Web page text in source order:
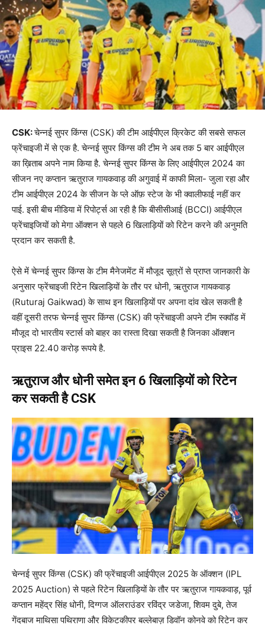
CSK:चेन्नई सुपर किंग्स (CSK) की टीम आईपीएल क्रिकेट की सबसे सफल
फ्रेंचाइजी में से एक है. चेन्नई सुपर किंग्स की टीम ने अब तक 5 बार आईपीएल
का ख़िताब अपने नाम किया है. चेन्नई सुपर किंग्स के लिए आईपीएल 2024 का
सीजन नए कप्तान ऋतुराज गायकवाड़ की अगुवाई में काफी मिला- जुला रहा और
टीम आईपीएल 2024 के सीजन के प्ले ऑफ़ स्टेज के भी क्वालीफाई नहीं कर
पाई. इसी बीच मीडिया में रिपोर्ट्स आ रही है कि बीसीसीआई (BCCI) आईपीएल
फ्रेंचाइजियों को मेगा ऑक्शन से पहले 6 खिलाड़ियों को रिटेन करने की अनुमति
प्रदान कर सकती है.
ऐसे में चेन्नई सुपर किंग्स के टीम मैनेजमेंट में मौजूद सूत्रों से प्राप्त जानकारी के
अनुसार फ्रेंचाइजी रिटेन खिलाड़ियों के तौर पर धोनी, ऋतुराज गायकवाड़
(Ruturaj Gaikwad) के साथ इन खिलाड़ियों पर अपना दांव खेल सकती है
वहीं दूसरी तरफ चेन्नई सुपर किंग्स (CSK) की फ्रेंचाइजी अपने टीम स्क्वॉड में
मौजूद दो भारतीय स्टार्स को बाहर का रास्ता दिखा सकती है जिनका ऑक्शन
प्राइस 22.40 करोड़ रूपये है.
ऋतुराज और धोनी समेत इन 6 खिलाड़ियों को रिटेन
कर सकती है CSK
चेन्नई सुपर किंग्स (CSK) की फ्रेंचाइजी आईपीएल 2025 के ऑक्शन (IPL
2025 Auction) से पहले रिटेन खिलाड़ियों के तौर पर ऋतुराज गायकवाड़, पूर्व
कप्तान महेंद्र सिंह धोनी, दिग्गज ऑलराउंडर रविंद्र जडेजा, शिवम दुबे, तेज
गेंदबाज माथिसा पथिराणा और विकेटकीपर बल्लेबाज़ डिवॉन कोनवे को रिटेन कर